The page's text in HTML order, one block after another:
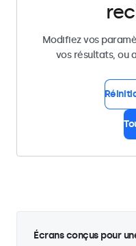
Modifiez vos
vos résultats, ou
Écrans conçus pour